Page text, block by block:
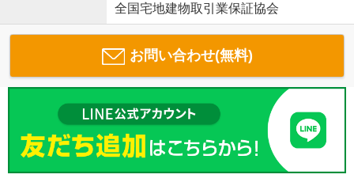
全国宅地建物取引業保証協会
お問い合わせ(無料)